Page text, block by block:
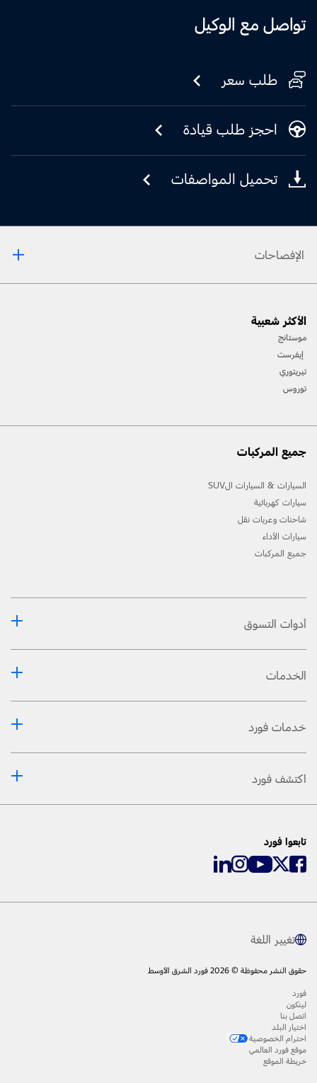
تواصل مع الوكيل
طلب سعر
احجز طلب قيادة
تحميل المواصفات
الإفصاحات
المسارات، واستخدام معدات السلامة المناسبة.
[2] لن تتوفّر جميع ميّزات المركبة في جميع الأسواق. اتصل بموزّع فورد المحلي للحصول على أحدث
الأكثر شعبية
موستانج
إيفرست
تيريتوري
توروس
جميع المركبات
السيارات & السيارات الSUV
سيارات كهربائية
شاحنات وعربات نقل
سيارات الأداء
جميع المركبات
أدوات التسوق
الخدمات
خدمات فورد
اكتشف فورد
تابعوا فورد
تغيير اللغة
حقوق النشر محفوظة © 2026 فورد الشرق الأوسط
فورد
لينكون
اتصل بنا
اختيار البلد
احترام الخصوصية
موقع فورد العالمي
خريطة الموقع